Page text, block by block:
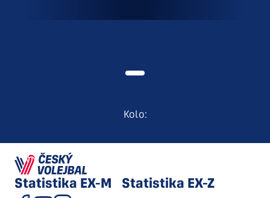
Kolo:
Statistika EX-M Statistika EX-Z